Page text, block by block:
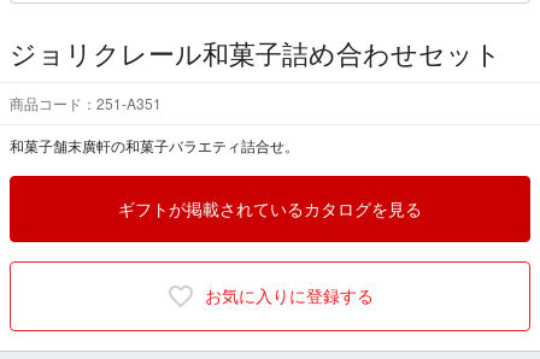
ジョリクレール和菓子詰め合わせセット
商品コード：251-A351
和菓子舗末廣軒の和菓子バラエティ詰合せ。
ギフトが掲載されているカタログを見る
お気に入りに登録する